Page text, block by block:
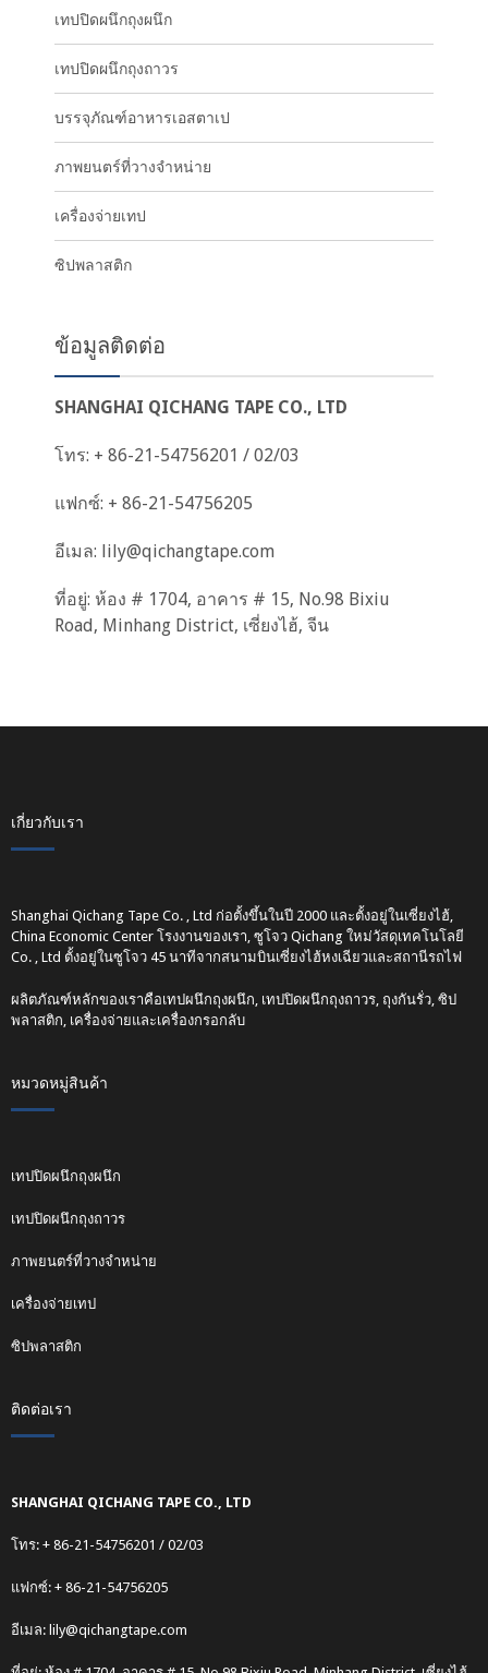
เทปปิดผนึกถุงผนึก
เทปปิดผนึกถุงถาวร
บรรจุภัณฑ์อาหารเอสตาเป
ภาพยนตร์ที่วางจำหน่าย
เครื่องจ่ายเทป
ซิปพลาสติก
ข้อมูลติดต่อ
SHANGHAI QICHANG TAPE CO., LTD
โทร: + 86-21-54756201 / 02/03
แฟกซ์: + 86-21-54756205
อีเมล: lily@qichangtape.com
ที่อยู่: ห้อง # 1704, อาคาร # 15, No.98 Bixiu
Road, Minhang District, เซี่ยงไฮ้, จีน
เกี่ยวกับเรา
Shanghai Qichang Tape Co. , Ltd ก่อตั้งขึ้นในปี 2000 และตั้งอยู่ในเซี่ยงไฮ้,
China Economic Center โรงงานของเรา, ซูโจว Qichang ใหม่วัสดุเทคโนโลยี
Co. , Ltd ตั้งอยู่ในซูโจว 45 นาทีจากสนามบินเซี่ยงไฮ้หงเฉียวและสถานีรถไฟ
ผลิตภัณฑ์หลักของเราคือเทปผนึกถุงผนึก, เทปปิดผนึกถุงถาวร, ถุงกันรั่ว, ซิป
พลาสติก, เครื่องจ่ายและเครื่องกรอกลับ
หมวดหมู่สินค้า
เทปปิดผนึกถุงผนึก
เทปปิดผนึกถุงถาวร
ภาพยนตร์ที่วางจำหน่าย
เครื่องจ่ายเทป
ซิปพลาสติก
ติดต่อเรา
SHANGHAI QICHANG TAPE CO., LTD
โทร: + 86-21-54756201 / 02/03
แฟกซ์: + 86-21-54756205
อีเมล: lily@qichangtape.com